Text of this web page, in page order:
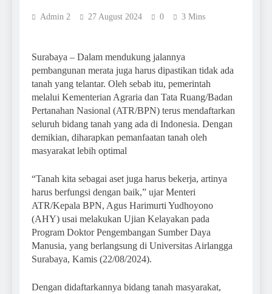
Admin 2 27 August 2024 0 3 Mins
Surabaya – Dalam mendukung jalannya
pembangunan merata juga harus dipastikan tidak ada
tanah yang telantar. Oleh sebab itu, pemerintah
melalui Kementerian Agraria dan Tata Ruang/Badan
Pertanahan Nasional (ATR/BPN) terus mendaftarkan
seluruh bidang tanah yang ada di Indonesia. Dengan
demikian, diharapkan pemanfaatan tanah oleh
masyarakat lebih optimal
“Tanah kita sebagai aset juga harus bekerja, artinya
harus berfungsi dengan baik,” ujar Menteri
ATR/Kepala BPN, Agus Harimurti Yudhoyono
(AHY) usai melakukan Ujian Kelayakan pada
Program Doktor Pengembangan Sumber Daya
Manusia, yang berlangsung di Universitas Airlangga
Surabaya, Kamis (22/08/2024).
Dengan didaftarkannya bidang tanah masyarakat,